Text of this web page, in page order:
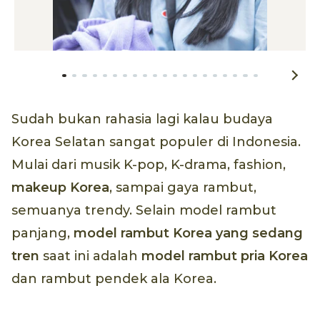
Sudah bukan rahasia lagi kalau budaya
Korea Selatan sangat populer di Indonesia.
Mulai dari musik K-pop, K-drama, fashion,
makeup Korea, sampai gaya rambut,
semuanya trendy. Selain model rambut
panjang, model rambut Korea yang sedang
tren saat ini adalah model rambut pria Korea
dan rambut pendek ala Korea.